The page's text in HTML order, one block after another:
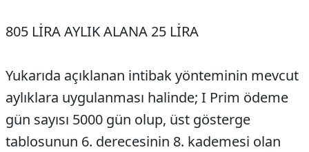
805 LİRA AYLIK ALANA 25 LİRA
Yukarıda açıklanan intibak yönteminin mevcut
aylıklara uygulanması halinde; I Prim ödeme
gün sayısı 5000 gün olup, üst gösterge
tablosunun 6. derecesinin 8. kademesi olan